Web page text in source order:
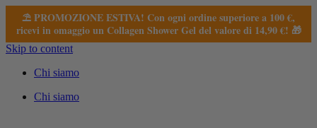
⛱️ PROMOZIONE ESTIVA! Con ogni ordine superiore a 100 €,
ricevi in omaggio un Collagen Shower Gel del valore di 14,90 €! 🎁
Skip to content
Chi siamo
Chi siamo